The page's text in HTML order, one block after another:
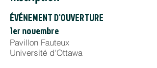
ÉVÉNEMENT D'OUVERTURE
1er novembre
Pavillon Fauteux
Université d'Ottawa